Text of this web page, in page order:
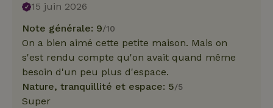
15 juin 2026
Note générale: 9/10
On a bien aimé cette petite maison. Mais on
s'est rendu compte qu'on avait quand même
besoin d'un peu plus d'espace.
Nature, tranquillité et espace: 5/5
Super